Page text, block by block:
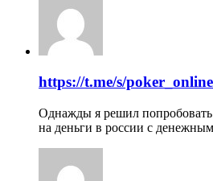
https://t.me/s/
Однажды я решил попробовать
на деньги в россии с